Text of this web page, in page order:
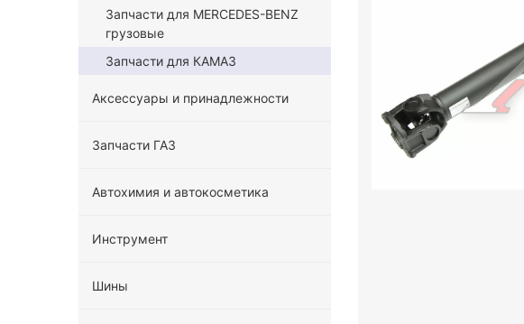
Запчасти для MERCEDES-BENZ
грузовые
Запчасти для КАМАЗ
Аксессуары и принадлежности
Запчасти ГАЗ
Автохимия и автокосметика
Инструмент
Шины